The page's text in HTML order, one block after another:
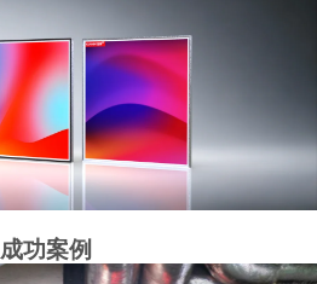
成功案例